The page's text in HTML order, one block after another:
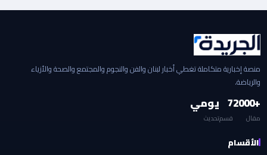
منصة إخبارية متكاملة تغطي أخبار لبنان والفن والنجوم والمجتمع والصحة والأزياء
والرياضة.
+2000
مقال
7
قسم
يومي
تحديث
الأقسام